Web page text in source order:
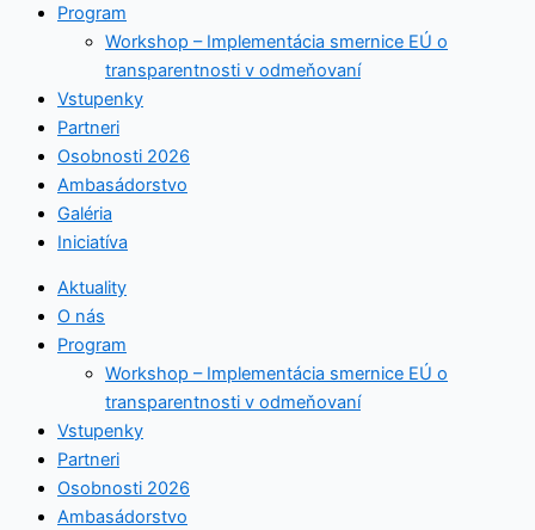
Program
Workshop – Implementácia smernice EÚ o
transparentnosti v odmeňovaní
Vstupenky
Partneri
Osobnosti 2026
Ambasádorstvo
Galéria
Iniciatíva
Aktuality
O nás
Program
Workshop – Implementácia smernice EÚ o
transparentnosti v odmeňovaní
Vstupenky
Partneri
Osobnosti 2026
Ambasádorstvo